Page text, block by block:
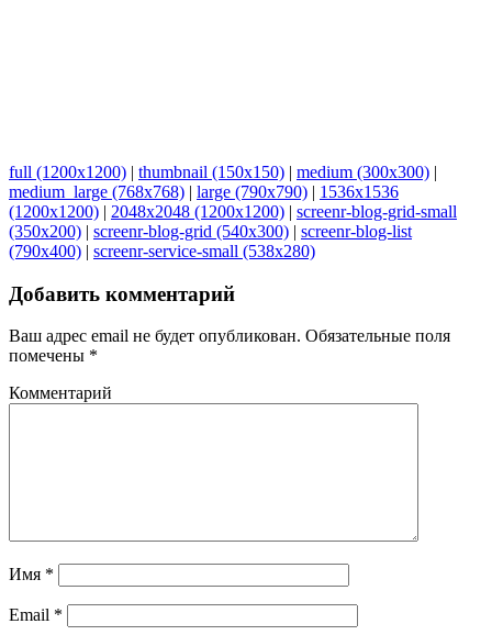
full (1200x1200) | thumbnail (150x150) | medium (300x300) |
medium_large (768x768) | large (790x790) | 1536x1536
(1200x1200) | 2048x2048 (1200x1200) | screenr-blog-grid-small
(350x200) | screenr-blog-grid (540x300) | screenr-blog-list
(790x400) | screenr-service-small (538x280)
Добавить комментарий
Ваш адрес email не будет опубликован. Обязательные поля
помечены *
Комментарий
Имя *
Email *